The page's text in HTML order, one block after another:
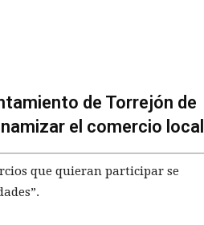
de Torrejón de
el comercio local
que quieran participar se